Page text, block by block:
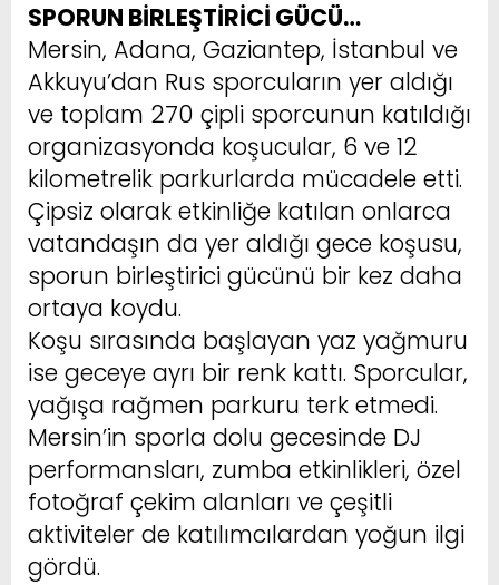
SPORUN BİRLEŞTİRİCİ GÜCÜ…
Mersin, Adana, Gaziantep, İstanbul ve
Akkuyu’dan Rus sporcuların yer aldığı
ve toplam 270 çipli sporcunun katıldığı
organizasyonda koşucular, 6 ve 12
kilometrelik parkurlarda mücadele etti.
Çipsiz olarak etkinliğe katılan onlarca
vatandaşın da yer aldığı gece koşusu,
sporun birleştirici gücünü bir kez daha
ortaya koydu.
Koşu sırasında başlayan yaz yağmuru
ise geceye ayrı bir renk kattı. Sporcular,
yağışa rağmen parkuru terk etmedi.
Mersin’in sporla dolu gecesinde DJ
performansları, zumba etkinlikleri, özel
fotoğraf çekim alanları ve çeşitli
aktiviteler de katılımcılardan yoğun ilgi
gördü.